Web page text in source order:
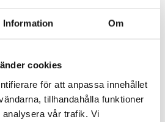
Information Om
cookies
för att anpassa innehållet
tillhandahålla funktioner
vår trafik. Vi